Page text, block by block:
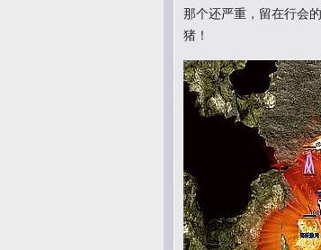
那个还严重，留在行会
猪！